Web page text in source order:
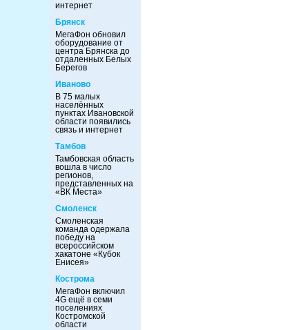
интернет
Брянск
МегаФон обновил
оборудование от
центра Брянска до
отдаленных Белых
Берегов
Иваново
В 75 малых
населённых
пунктах Ивановской
области появились
связь и интернет
Тамбов
Тамбовская область
вошла в число
регионов,
представленных на
«ВК Места»
Смоленск
Смоленская
команда одержала
победу на
всероссийском
хакатоне «Кубок
Енисея»
Кострома
МегаФон включил
4G ещё в семи
поселениях
Костромской
области